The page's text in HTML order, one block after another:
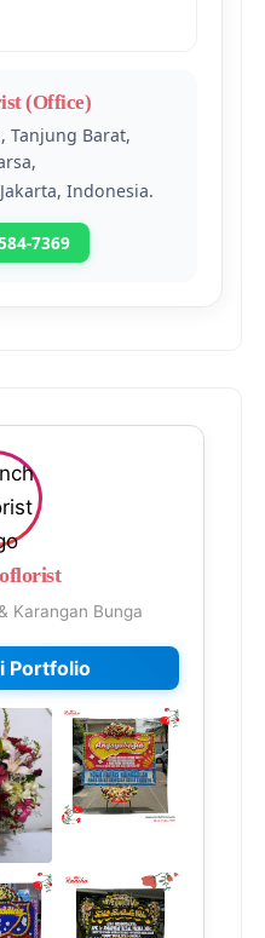
(Office)
Tanjung Barat,
Indonesia.
7369
Karangan Bunga
Portfolio